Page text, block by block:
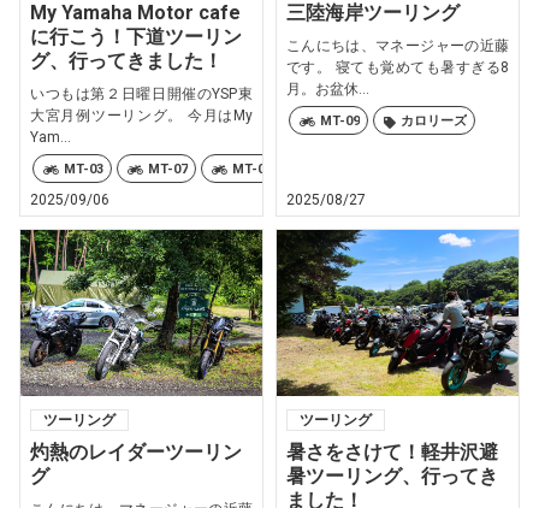
My Yamaha Motor cafe
に行こう！下道ツーリン
グ、行ってきました！
いつもは第２日曜日開催のYSP東
大宮月例ツーリング。 今月はMy
Yam...
MT-03 MT-07 MT-09
2025/09/06
三陸海岸ツーリング
こんにちは、マネージャーの近藤
です。 寝ても覚めても暑すぎる8
月。お盆休...
MT-09 カロリーズ
2025/08/27
ツーリング
灼熱のレイダーツーリン
グ
ツーリング
暑さをさけて！軽井沢避
暑ツーリング、行ってき
ました！